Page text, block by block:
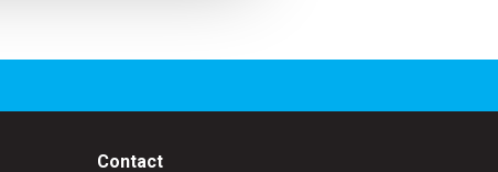
Contact